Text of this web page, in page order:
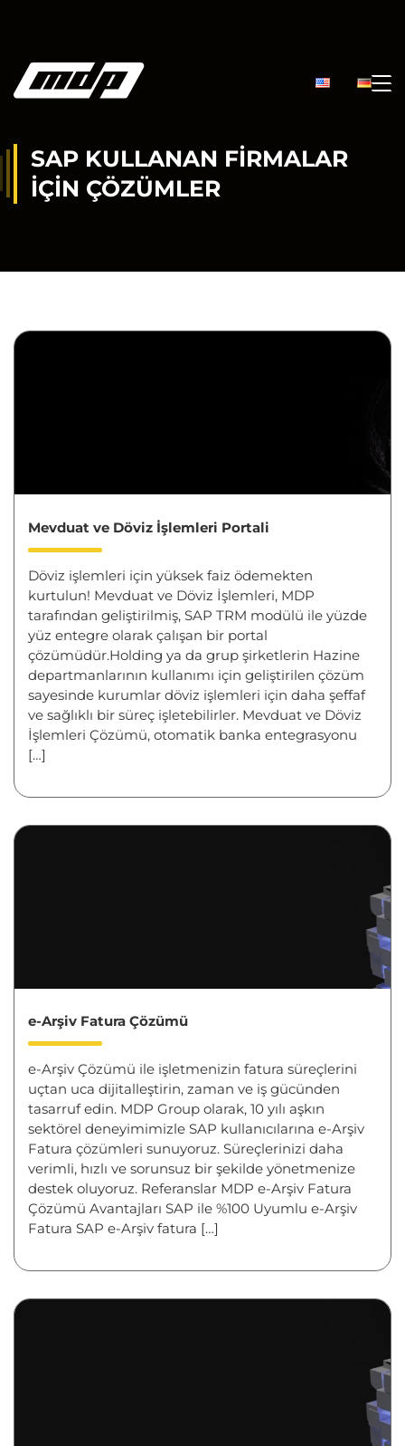
SAP KULLANAN FIRMALAR
IÇIN ÇÖZÜMLER
Mevduat ve Döviz İşlemleri Portali
Döviz işlemleri için yüksek faiz ödemekten
kurtulun! Mevduat ve Döviz İşlemleri, MDP
tarafından geliştirilmiş, SAP TRM modülü ile yüzde
yüz entegre olarak çalışan bir portal
çözümüdür.Holding ya da grup şirketlerin Hazine
departmanlarının kullanımı için geliştirilen çözüm
sayesinde kurumlar döviz işlemleri için daha şeffaf
ve sağlıklı bir süreç işletebilirler. Mevduat ve Döviz
İşlemleri Çözümü, otomatik banka entegrasyonu
[…]
e-Arşiv Fatura Çözümü
e-Arşiv Çözümü ile işletmenizin fatura süreçlerini
uçtan uca dijitalleştirin, zaman ve iş gücünden
tasarruf edin. MDP Group olarak, 10 yılı aşkın
sektörel deneyimimizle SAP kullanıcılarına e-Arşiv
Fatura çözümleri sunuyoruz. Süreçlerinizi daha
verimli, hızlı ve sorunsuz bir şekilde yönetmenize
destek oluyoruz. Referanslar MDP e-Arşiv Fatura
Çözümü Avantajları SAP ile %100 Uyumlu e-Arşiv
Fatura SAP e-Arşiv fatura […]